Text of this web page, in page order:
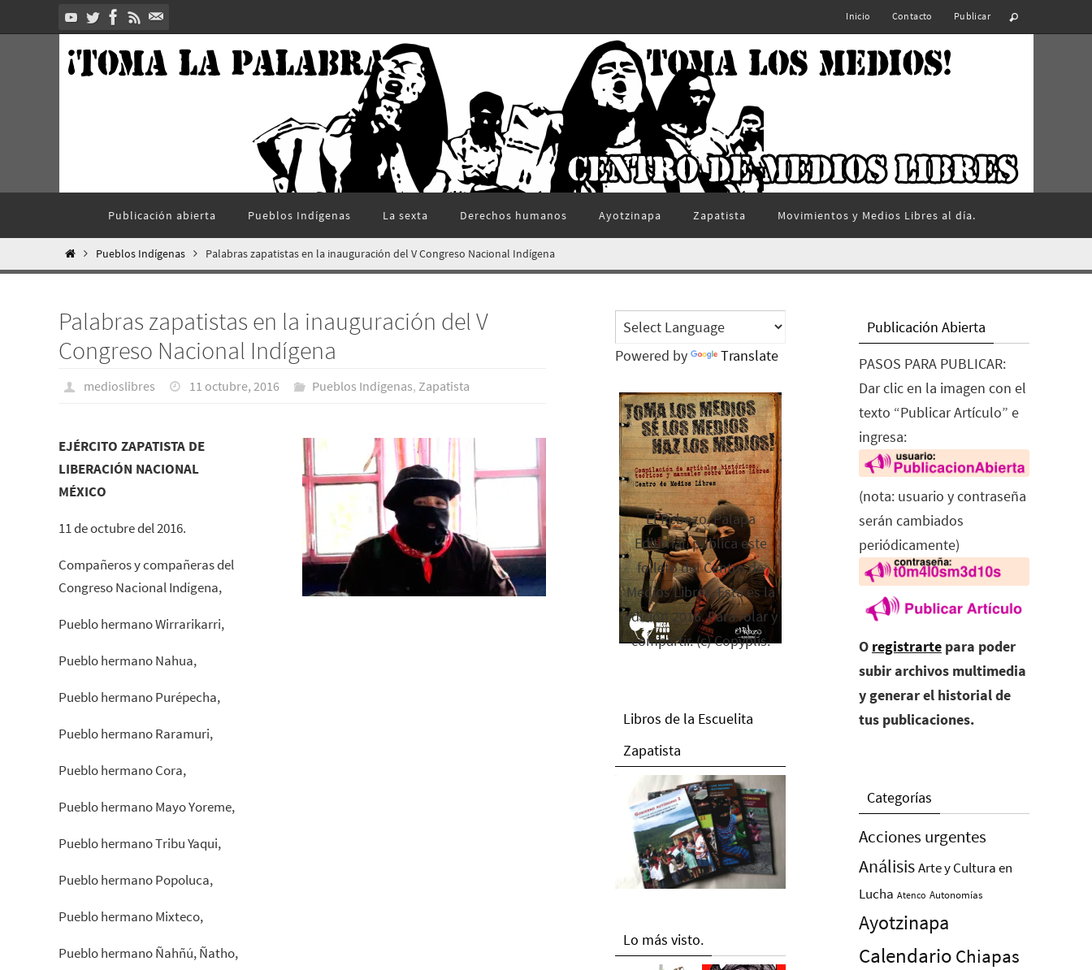
al
Inicio Contacto Publicar
contenido
Publicación abierta Pueblos Indí­genas La sexta Derechos humanos Ayotzinapa Zapatista Movimientos y Medios Libres al día.
InicioPueblos Indí­genas Palabras zapatistas en la inauguración del V Congreso Nacional Indígena
Palabras zapatistas en la inauguración del V
Congreso Nacional Indígena
medioslibres 11 octubre, 2016 Pueblos Indí­genas,Zapatista
EJÉRCITO ZAPATISTA DE
LIBERACIÓN NACIONAL
MÉXICO
11 de octubre del 2016.
Compañeros y compañeras del
Congreso Nacional Indígena,
Pueblo hermano Wirrarikarri,
Pueblo hermano Nahua,
Pueblo hermano Purépecha,
Pueblo hermano Raramuri,
Pueblo hermano Cora,
Pueblo hermano Mayo Yoreme,
Pueblo hermano Tribu Yaqui,
Pueblo hermano Popoluca,
Pueblo hermano Mixteco,
Pueblo hermano Ñahñú, Ñatho,
Powered by Translate
El Rebozo, Palapa
Editorial, publica este
folleto del Centro de
Medios Libres. Esta es la
edición 2016. Para rolar y
compartir. (c) Copyplis.
Libros de la Escuelita
Zapatista
Lo más visto.
Publicación Abierta
PASOS PARA PUBLICAR:
Dar clic en la imagen con el
texto “Publicar Artículo” e
ingresa:
(nota: usuario y contraseña
serán cambiados
periódicamente)
O registrarte para poder
subir archivos multimedia
y generar el historial de
tus publicaciones.
Categorías
Acciones urgentes
AnálisisArte y Cultura en
Lucha Atenco Autonomías
Ayotzinapa
Calendario Chiapas